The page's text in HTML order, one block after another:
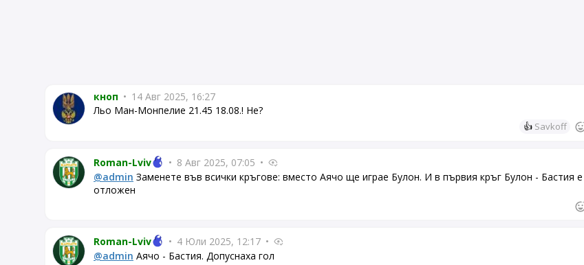
кноп • 14 Авг 2025, 16:27
Льо Ман-Монпелие 21.45 18.08.! Не?
👍 Savkoff
Roman-Lviv • 8 Авг 2025, 07:05 •
@admin Заменете във всички кръгове: вместо Аячо ще играе Булон. И в първия кръг Булон - Бастия е
отложен
Roman-Lviv • 4 Юли 2025, 12:17 •
@admin Аячо - Бастия. Допуснаха гол